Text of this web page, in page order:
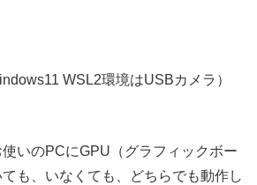
WSL2環境はUSBカメラ）
いのPCにGPU（グラフィックボー
ても、いなくても、どちらでも動作し